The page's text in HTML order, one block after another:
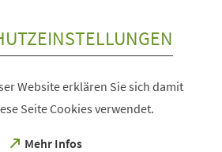
Website erklären Sie sich damit
Seite Cookies verwendet.
Mehr Infos
(Öffnet